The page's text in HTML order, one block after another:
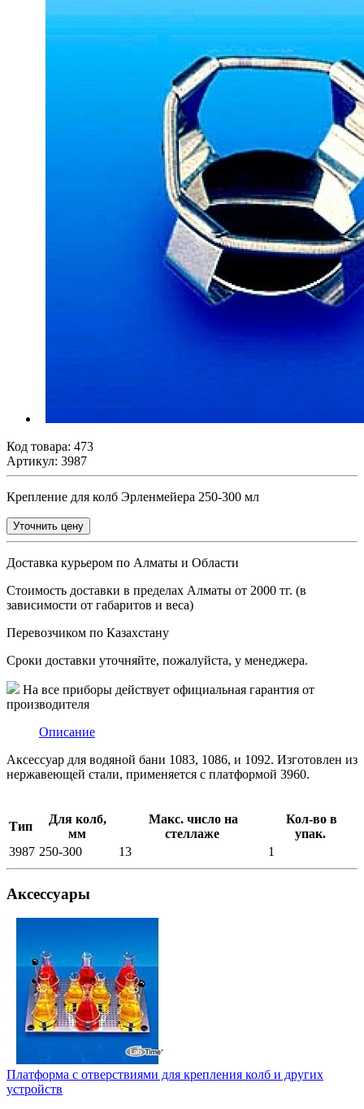
Код товара: 473
Артикул: 3987
Крепление для колб Эрленмейера 250-300 мл
Уточнить цену
Доставка курьером по Алматы и Области
Стоимость доставки в пределах Алматы от 2000 тг. (в
зависимости от габаритов и веса)
Перевозчиком по Казахстану
Сроки доставки уточняйте, пожалуйста, у менеджера.
На все приборы действует официальная гарантия от
производителя
Описание
Аксессуар для водяной бани 1083, 1086, и 1092. Изготовлен из
нержавеющей стали, применяется с платформой 3960.
Тип
Для колб,
мм
Макс. число на
стеллаже
Кол-во в
упак.
3987 250-300 13 1
Аксессуары
Платформа с отверствиями для крепления колб и других
устройств